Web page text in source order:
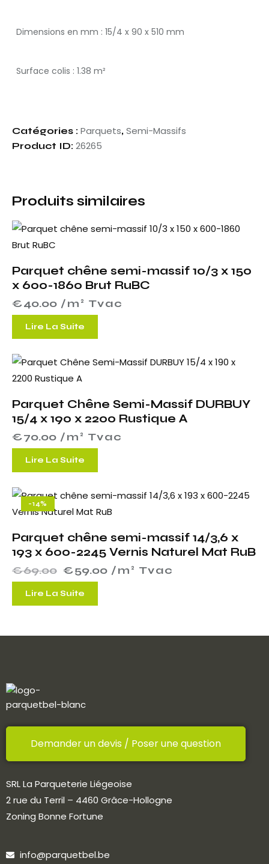
Dimensions en mm : 15/4 x 90 x 510 mm
Surface colis : 1.38 m²
Catégories : Parquets, Semi-Massifs
Product ID: 26265
Produits similaires
Parquet chêne semi-massif 10/3 x 150
x 600-1860 Brut RuBC
€40.00 /m² Tvac
Lire La Suite
Parquet Chêne Semi-Massif DURBUY
15/4 x 190 x 2200 Rustique A
€70.00 /m² Tvac
Lire La Suite
-14%
Parquet chêne semi-massif 14/3,6 x
193 x 600-2245 Vernis Naturel Mat RuB
€69.00 €59.00 /m² Tvac
Lire La Suite
Demander un devis / Poser une question
SRL La Parqueterie Liégeoise
2 rue du Terril – 4460 Grâce-Hollogne
Zoning Bonne Fortune
info@parquetbel.be